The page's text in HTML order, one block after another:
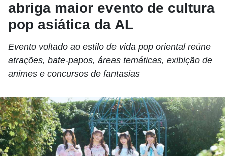
abriga maior evento de cultura
pop asiática da AL
Evento voltado ao estilo de vida pop oriental reúne
atrações, bate-papos, áreas temáticas, exibição de
animes e concursos de fantasias